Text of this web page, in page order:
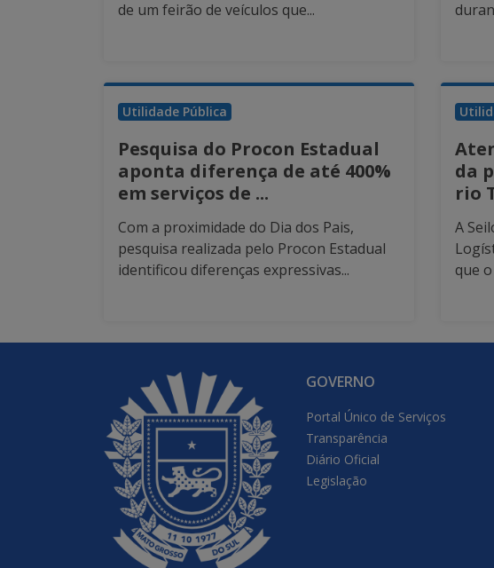
de um feirão de veículos que...
Utilidade Pública
Pesquisa do Procon Estadual
aponta diferença de até 400%
em serviços de ...
Com a proximidade do Dia dos Pais,
pesquisa realizada pelo Procon Estadual
identificou diferenças expressivas...
da
rio
A
que
GOVERNO
Portal Único de Serviços
Transparência
Diário Oficial
Legislação